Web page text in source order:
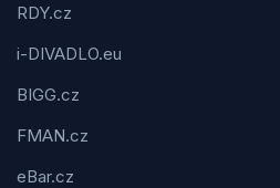
RDY.cz
i-DIVADLO.eu
BIGG.cz
FMAN.cz
eBar.cz